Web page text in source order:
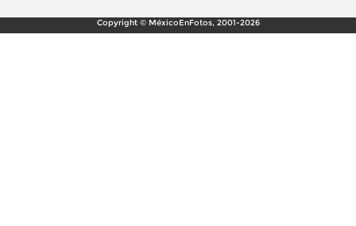
Copyright © MéxicoEnFotos, 2001-2026